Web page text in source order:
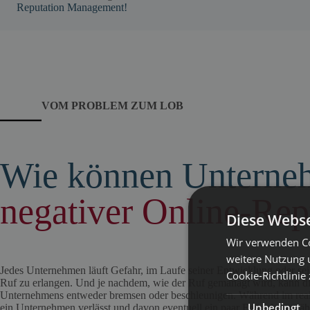
Reputation Management!
VOM PROBLEM ZUM LOB
Wie können
negativer Online-
Jedes Unternehmen läuft Gefahr, im Laufe seiner Entwicklung oder
Ruf zu erlangen. Und je nachdem, wie der Ruf gemanagt wird, kann
Unternehmens entweder bremsen oder beschleunigen. Während im
ein Unternehmen verlässt und davon eventuell ein paar Freunden
Diese
Wir verwenden
weitere Nutzung
Cookie-Richtlinie
Unbedingt